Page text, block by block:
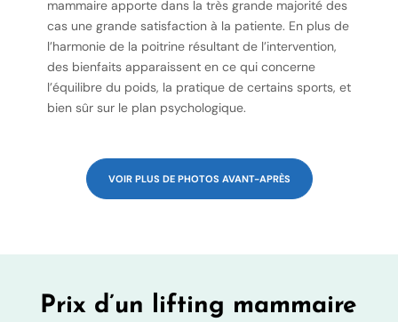
mammaire apporte dans la très grande majorité des
cas une grande satisfaction à la patiente. En plus de
l’harmonie de la poitrine résultant de l’intervention,
des bienfaits apparaissent en ce qui concerne
l’équilibre du poids, la pratique de certains sports, et
bien sûr sur le plan psychologique.
VOIR PLUS DE PHOTOS AVANT-APRÈS
Prix d’un lifting mammaire